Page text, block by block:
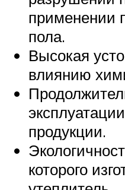
применении
пола.
Высокая
влиянию
продукции.
которого